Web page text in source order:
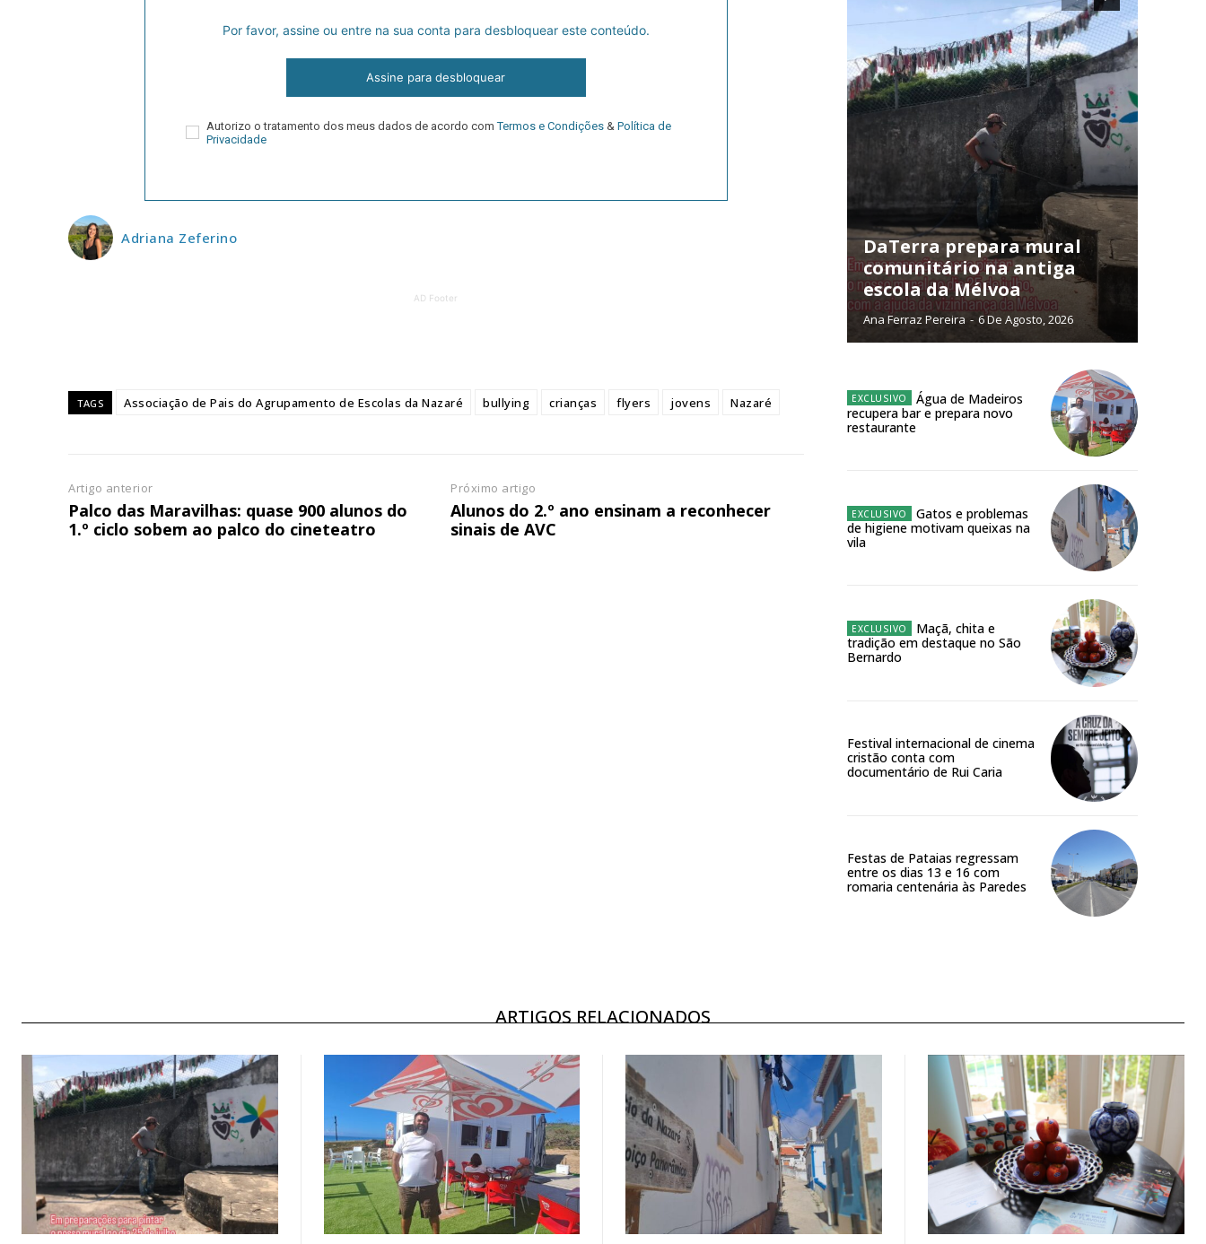
Planos de Assinatura
Faça-se assinante do Região de Cister e ajude-nos a manter este serviço público!
Escolha o plano de assinatura desejado:
€
Ofertas para assinatura anual
ASSINATURA
DIGITAL ANUAL
Acesso aos conteúdos Exclusivos para
Por favor, assine ou entre na sua conta para desbloquear este conteúdo.
Assine para desbloquear
Autorizo o tratamento dos meus dados de acordo comTermos e Condições & Política de
Privacidade
Adriana Zeferino
AD Footer
TAGS Associação de Pais do Agrupamento de Escolas da Nazaré bullying crianças flyers jovens Nazaré
Artigo anterior
Palco das Maravilhas: quase 900 alunos do
1.º ciclo sobem ao palco do cineteatro
Próximo artigo
Alunos do 2.º ano ensinam a reconhecer
sinais de AVC
DaTerra prepara mural
comunitário na antiga
escola da Mélvoa
Ana Ferraz Pereira - 6 De Agosto, 2026
Água de Madeiros
recupera bar e prepara novo
restaurante
Gatos e problemas
de higiene motivam queixas na
vila
Maçã, chita e
tradição em destaque no São
Bernardo
Festival internacional de cinema
cristão conta com
documentário de Rui Caria
Festas de Pataias regressam
entre os dias 13 e 16 com
romaria centenária às Paredes
ARTIGOS RELACIONADOS